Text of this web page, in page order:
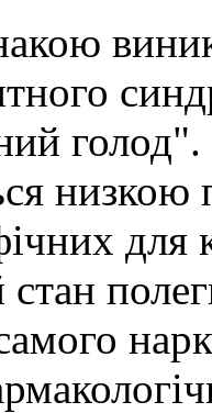
низкою
для